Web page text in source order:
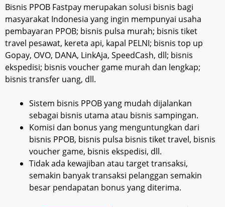
Bisnis PPOB Fastpay merupakan solusi bisnis bagi
masyarakat Indonesia yang ingin mempunyai usaha
pembayaran PPOB; bisnis pulsa murah; bisnis tiket
travel pesawat, kereta api, kapal PELNI; bisnis top up
Gopay, OVO, DANA, LinkAja, SpeedCash, dll; bisnis
ekspedisi; bisnis voucher game murah dan lengkap;
bisnis transfer uang, dll.
Sistem bisnis PPOB yang mudah dijalankan
sebagai bisnis utama atau bisnis sampingan.
Komisi dan bonus yang menguntungkan dari
bisnis PPOB, bisnis pulsa bisnis tiket travel, bisnis
voucher game, bisnis ekspedisi, dll.
Tidak ada kewajiban atau target transaksi,
semakin banyak transaksi pelanggan semakin
besar pendapatan bonus yang diterima.